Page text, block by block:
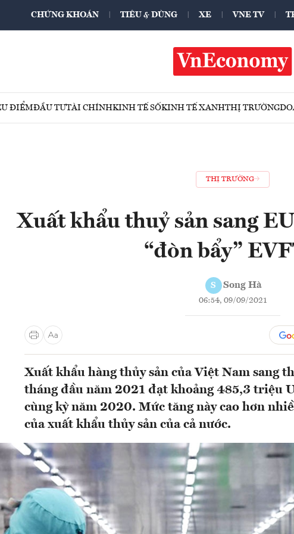
CHỨNG KHOÁN TIÊU & DÙNG XE VNE TV
ĐIỂMĐẦU TƯTÀI CHÍNHKINH TẾ SỐKINH TẾ XANHTHỊ TRƯỜNG
THỊ TRƯỜNG
Xuất khẩu thuỷ sản sang
“đòn bẩy”
S Song Hà
06:54, 09/09/2021
Xuất khẩu hàng thủy sản của Việt Nam sang
tháng đầu năm 2021 đạt khoảng 485,3 triệu
cùng kỳ năm 2020. Mức tăng này cao hơn
của xuất khẩu thủy sản của cả nước.